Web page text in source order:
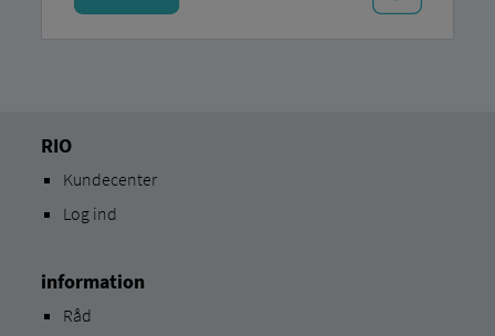
RIO
Kundecenter
Log ind
information
Råd